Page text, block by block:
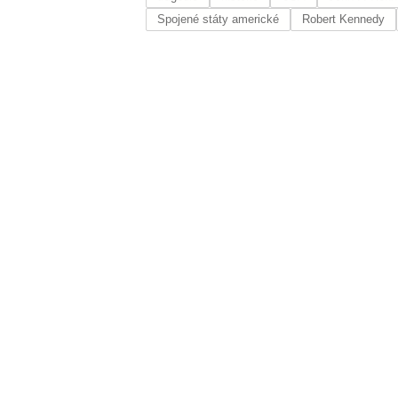
Spojené státy americké
Robert Kennedy